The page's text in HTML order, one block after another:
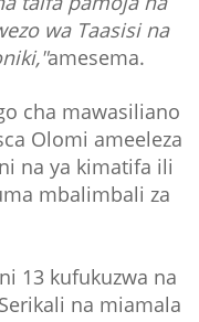
wa Taasisi na
amesema.
cha mawasiliano
Olomi ameeleza
na ya kimatifa ili
mbalimbali za
13 kufukuzwa na
na miamala